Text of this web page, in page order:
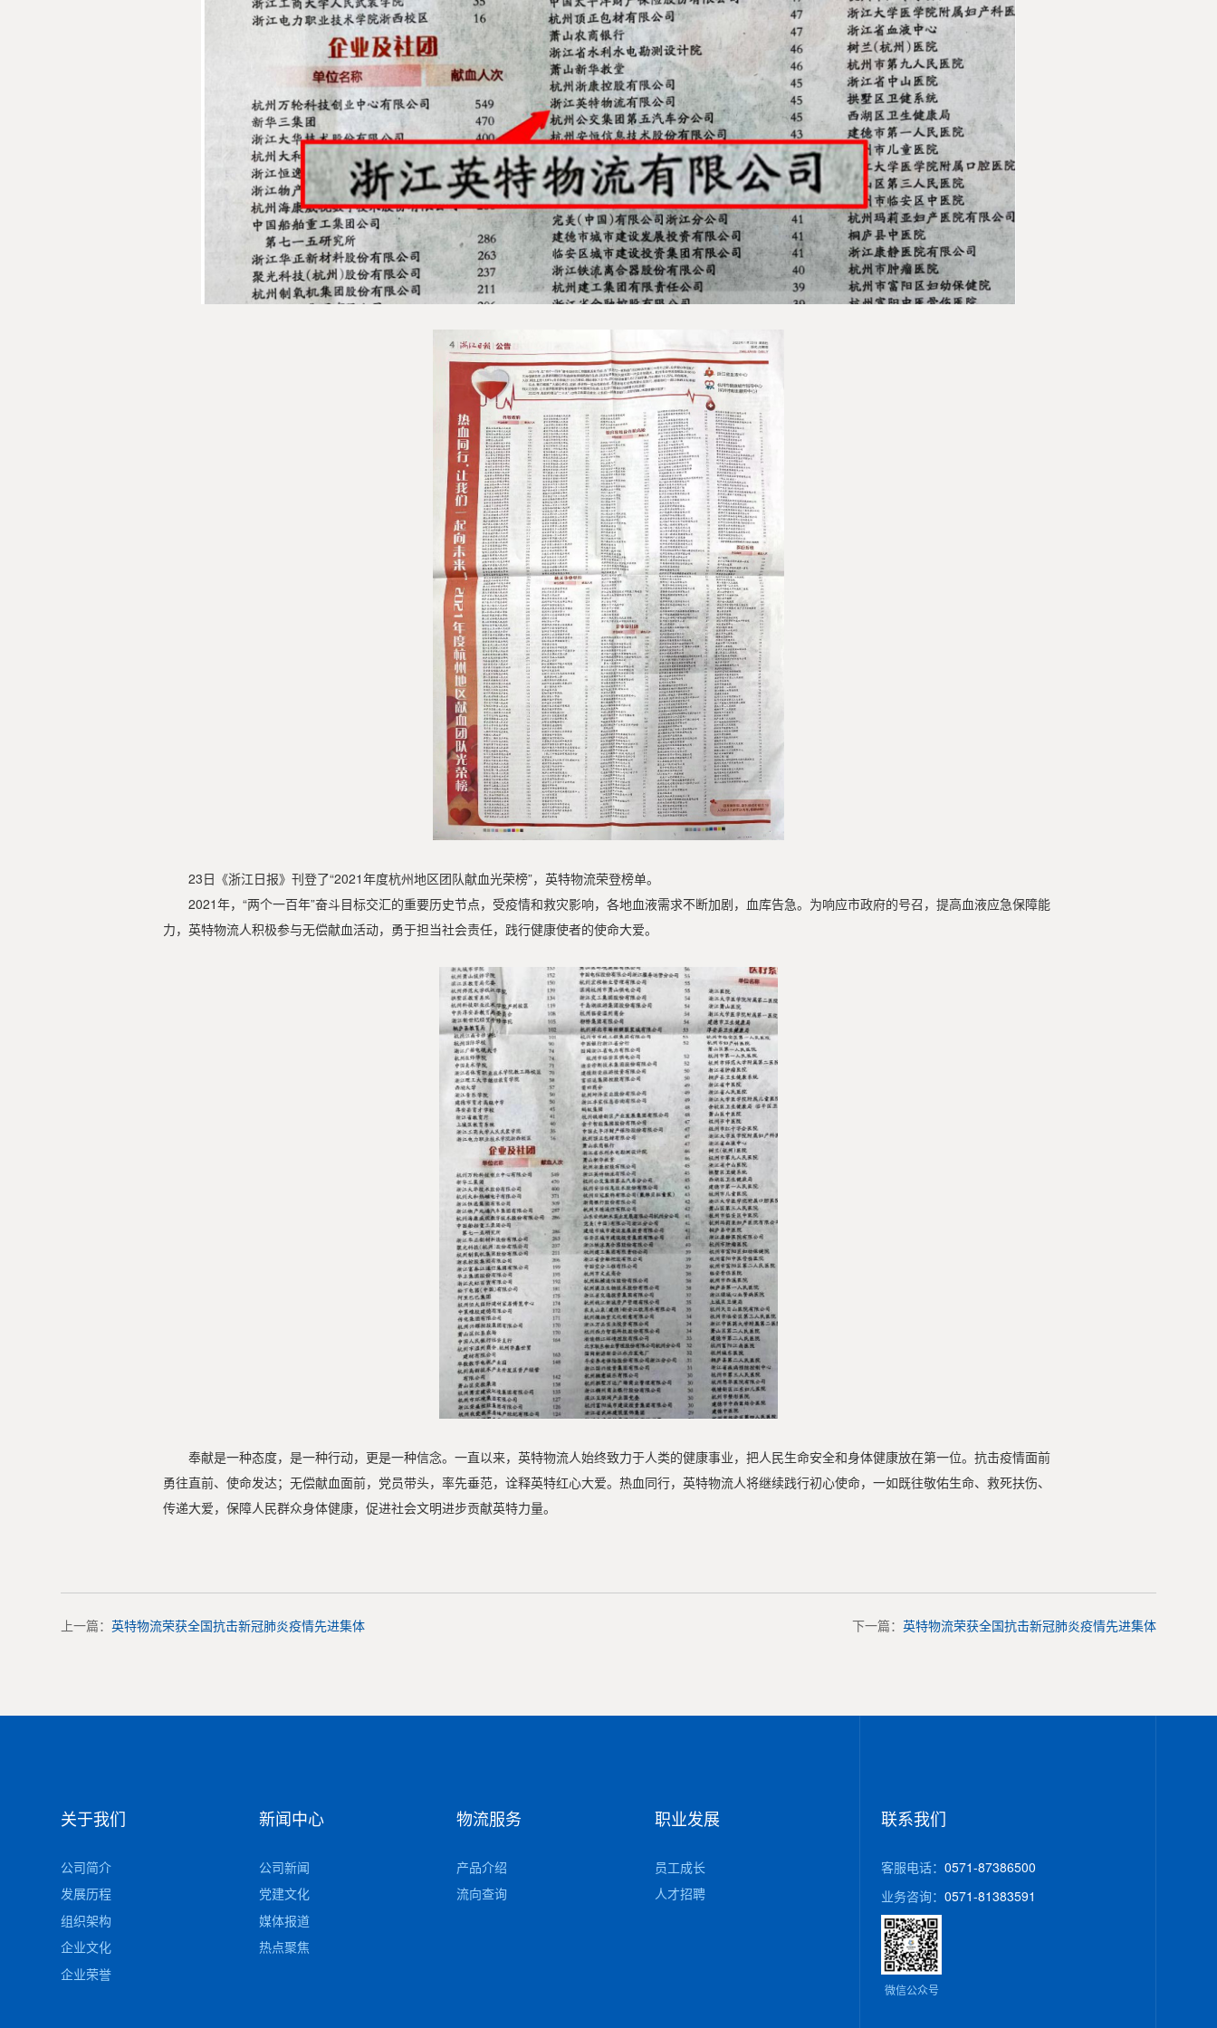
23日《浙江日报》刊登了“2021年度杭州地区团队献血光荣榜”，英特物流荣登榜单。
2021年，“两个一百年”奋斗目标交汇的重要历史节点，受疫情和救灾影响，各地血液需求不断加剧，血库告急。为响应市政府的号召，提高血液应急保障能
力，英特物流人积极参与无偿献血活动，勇于担当社会责任，践行健康使者的使命大爱。
奉献是一种态度，是一种行动，更是一种信念。一直以来，英特物流人始终致力于人类的健康事业，把人民生命安全和身体健康放在第一位。抗击疫情面前
勇往直前、使命发达；无偿献血面前，党员带头，率先垂范，诠释英特红心大爱。热血同行，英特物流人将继续践行初心使命，一如既往敬佑生命、救死扶伤、
传递大爱，保障人民群众身体健康，促进社会文明进步贡献英特力量。
上一篇：英特物流荣获全国抗击新冠肺炎疫情先进集体 下一篇： 英特物流荣获全国抗击新冠肺炎疫情先进集体
关于我们
公司简介
发展历程
组织架构
企业文化
企业荣誉
新闻中心
公司新闻
党建文化
媒体报道
热点聚焦
物流服务
产品介绍
流向查询
职业发展
员工成长
人才招聘
联系我们
客服电话： 0571-87386500
业务咨询： 0571-81383591
微信公众号